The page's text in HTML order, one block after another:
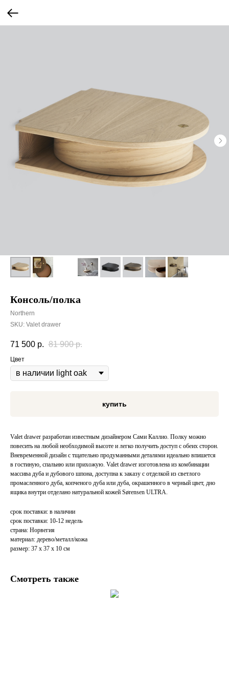
Консоль/полка
Northern
SKU: Valet drawer
71 500 р. 81 900 р.
Цвет
купить
Valet drawer разработан известным дизайнером Сами Каллио. Полку можно
повесить на любой необходимой высоте и легко получить доступ с обеих сторон.
Вневременной дизайн с тщательно продуманными деталями идеально впишется
в гостиную, спальню или прихожую. Valet drawer изготовлена из комбинации
массива дуба и дубового шпона, доступна к заказу с отделкой из светлого
промасленного дуба, копченого дуба или дуба, окрашенного в черный цвет, дно
ящика внутри отделано натуральной кожей Sørensen ULTRA.
срок поставки: в наличии
срок поставки: 10-12 недель
страна: Норвегия
материал: дерево/металл/кожа
размер: 37 х 37 х 10 см
Смотреть также